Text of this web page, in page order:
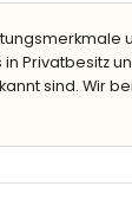
Metern vom
100
Kilometer)
Privatbesitz
sind. Wir